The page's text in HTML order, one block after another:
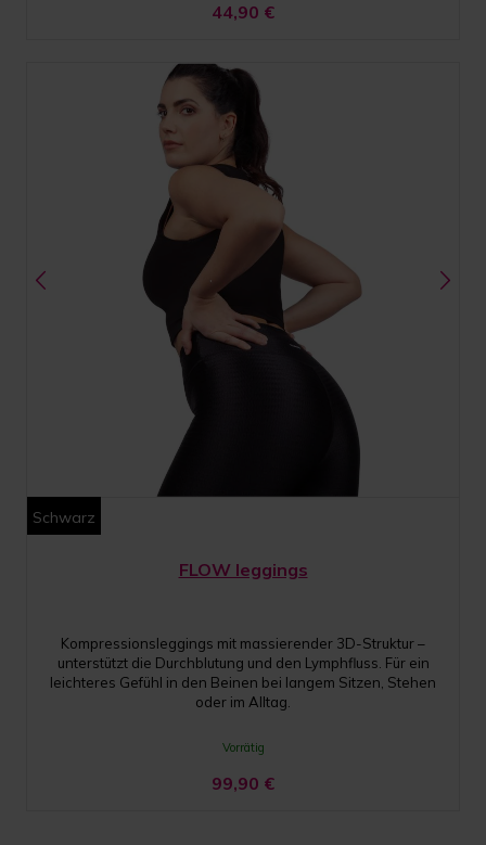
44,90 €
Schwarz
FLOW leggings
Kompressionsleggings mit massierender 3D-Struktur –
unterstützt die Durchblutung und den Lymphfluss. Für ein
leichteres Gefühl in den Beinen bei langem Sitzen, Stehen
oder im Alltag.
Vorrätig
99,90 €